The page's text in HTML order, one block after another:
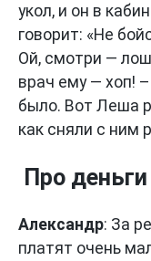
укол, и он в
говорит: «Не
Ой, смотри —
врач ему — хоп!
было. Вот Леша
как сняли с ним
Про деньги
Александр: За
платят очень